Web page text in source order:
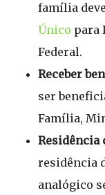
família
Único para
Federal.
Receber
ser
Família,
Residência
residência
analógico